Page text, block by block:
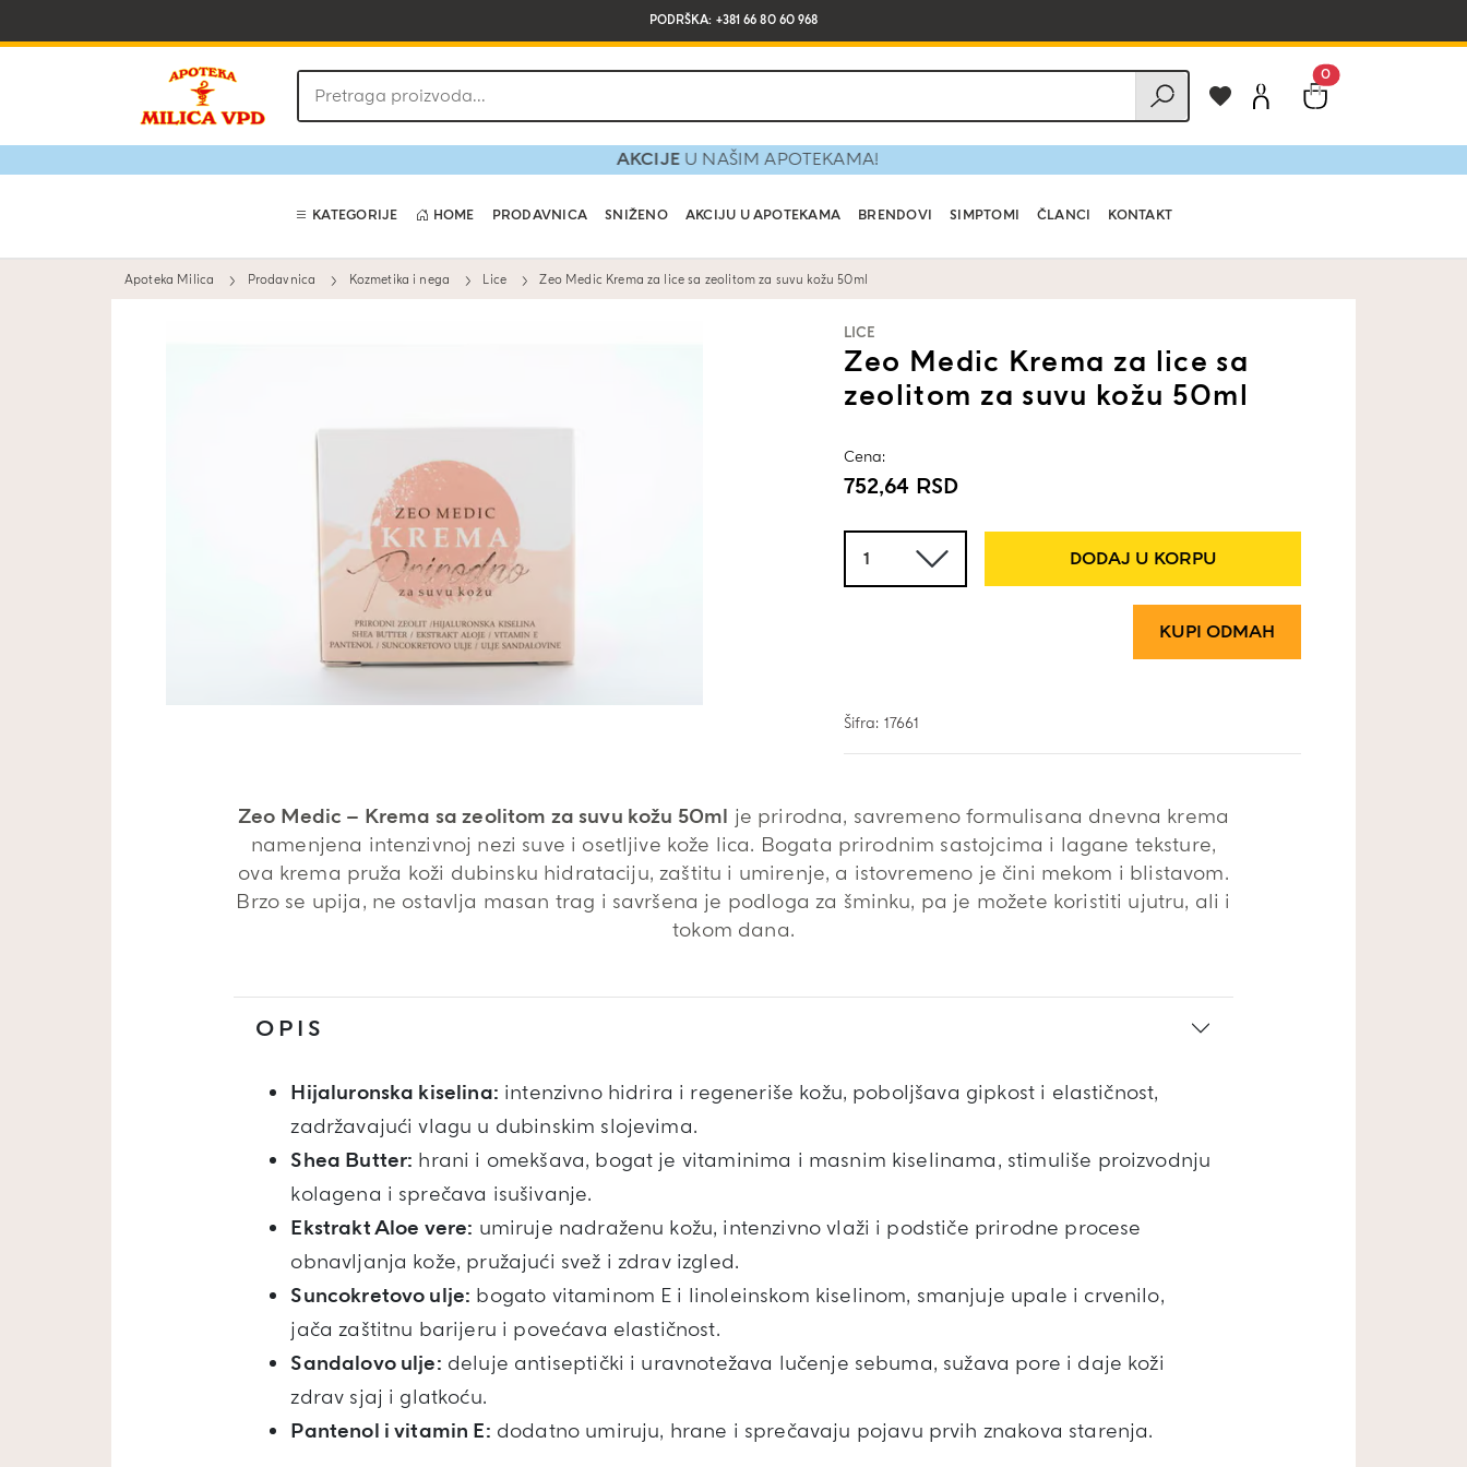
PODRŠKA: +381 66 80 60 968
Pretraga
proizvoda
0
AKCIJEU NAŠIM APOTEKAMA!
KATEGORIJE HOME PRODAVNICA SNIŽENO AKCIJU U APOTEKAMA BRENDOVI SIMPTOMI ČLANCI KONTAKT
Apoteka Milica Prodavnica Kozmetika i nega Lice Zeo Medic Krema za lice sa zeolitom za suvu kožu 50ml
LICE
Zeo Medic Krema za lice sa
zeolitom za suvu kožu 50ml
Cena:
752,64 RSD
DODAJ U KORPU
KUPI ODMAH
Šifra: 17661
Zeo Medic – Krema sa zeolitom za suvu kožu 50ml je prirodna, savremeno formulisana dnevna krema
namenjena intenzivnoj nezi suve i osetljive kože lica. Bogata prirodnim sastojcima i lagane teksture,
ova krema pruža koži dubinsku hidrataciju, zaštitu i umirenje, a istovremeno je čini mekom i blistavom.
Brzo se upija, ne ostavlja masan trag i savršena je podloga za šminku, pa je možete koristiti ujutru, ali i
tokom dana.
OPIS
Hijaluronska kiselina: intenzivno hidrira i regeneriše kožu, poboljšava gipkost i elastičnost,
zadržavajući vlagu u dubinskim slojevima.
Shea Butter: hrani i omekšava, bogat je vitaminima i masnim kiselinama, stimuliše proizvodnju
kolagena i sprečava isušivanje.
Ekstrakt Aloe vere: umiruje nadraženu kožu, intenzivno vlaži i podstiče prirodne procese
obnavljanja kože, pružajući svež i zdrav izgled.
Suncokretovo ulje: bogato vitaminom E i linoleinskom kiselinom, smanjuje upale i crvenilo,
jača zaštitnu barijeru i povećava elastičnost.
Sandalovo ulje: deluje antiseptički i uravnotežava lučenje sebuma, sužava pore i daje koži
zdrav sjaj i glatkoću.
Pantenol i vitamin E: dodatno umiruju, hrane i sprečavaju pojavu prvih znakova starenja.